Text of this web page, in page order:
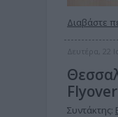
Διαβάστε
Δευτέρα, 22
Συντάκτης: